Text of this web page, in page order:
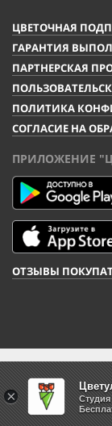
ЦВЕТОЧНАЯ
ГАРАНТИЯ
ПАРТНЕРСКАЯ
ПОЛИТИКА
СОГЛАСИЕ НА
ПРИЛОЖЕНИЕ
ОТЗЫВЫ
×